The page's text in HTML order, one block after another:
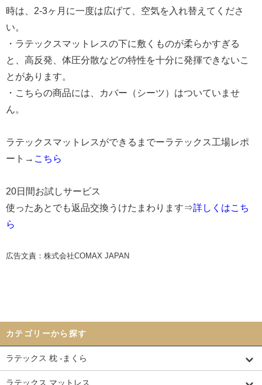
時は、2-3ヶ月に一度は広げて、空気を入れ替えてくださ
い。
・ラテックスマットレスの下に敷くものが柔らかすぎる
と、高反発、体圧分散などの特性を十分に発揮できないこ
とがあります。
・こちらの商品には、カバー（シーツ）はついていませ
ん。
ラテックスマットレスができるまでーラテックス工場レポ
ート→ こちら
20日間お試しサービス
使ったあとでも返品交換うけたまわります⇒詳しくはこち
ら
広告文責：株式会社COMAX JAPAN
カテゴリーから探す
ラテックス 枕 -まくら
ラテックス マットレス